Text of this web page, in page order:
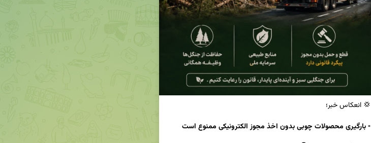
💢 انعکاس خبر؛
▫️ بارگیری محصولات چوبی بدون اخذ مجوز الکترونیکی ممنوع است